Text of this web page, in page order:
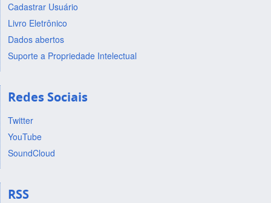
Cadastrar Usuário
Livro Eletrônico
Dados abertos
Suporte a Propriedade Intelectual
Redes Sociais
Twitter
YouTube
SoundCloud
RSS